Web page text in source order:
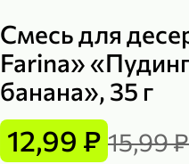
Смесь для
Farina»
банана», 35 г
12,99 ₽ 15,99 ₽
120 г
Полотенца бумажные «Soffione» MENU, 2 рулона, 120 г
39,99 ₽